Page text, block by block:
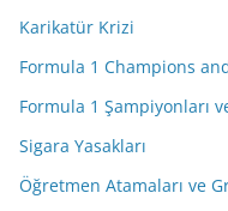
Karikatür Krizi
Formula 1 Champions
Formula 1 Şampiyonları
Sigara Yasakları
Öğretmen Atamaları ve